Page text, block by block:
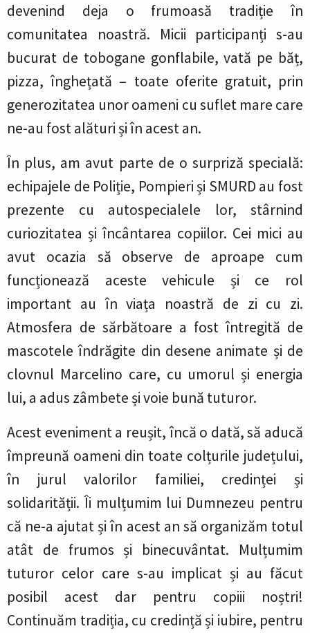
devenind deja o frumoasă tradiție în
comunitatea noastră. Micii participanți s-au
bucurat de tobogane gonflabile, vată pe băț,
pizza, înghețată – toate oferite gratuit, prin
generozitatea unor oameni cu suflet mare care
ne-au fost alături și în acest an.
În plus, am avut parte de o surpriză specială:
echipajele de Poliție, Pompieri și SMURD au fost
prezente cu autospecialele lor, stârnind
curiozitatea și încântarea copiilor. Cei mici au
avut ocazia să observe de aproape cum
funcționează aceste vehicule și ce rol
important au în viața noastră de zi cu zi.
Atmosfera de sărbătoare a fost întregită de
mascotele îndrăgite din desene animate și de
clovnul Marcelino care, cu umorul și energia
lui, a adus zâmbete și voie bună tuturor.
Acest eveniment a reușit, încă o dată, să aducă
împreună oameni din toate colțurile județului,
în jurul valorilor familiei, credinței și
solidarității. Îi mulțumim lui Dumnezeu pentru
că ne-a ajutat și în acest an să organizăm totul
atât de frumos și binecuvântat. Mulțumim
tuturor celor care s-au implicat și au făcut
posibil acest dar pentru copiii noștri!
Continuăm tradiția, cu credință și iubire, pentru